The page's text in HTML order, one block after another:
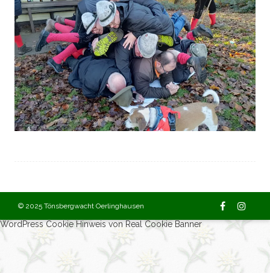
© 2025 Tönsbergwacht Oerlinghausen
WordPress Cookie Hinweis von Real Cookie Banner